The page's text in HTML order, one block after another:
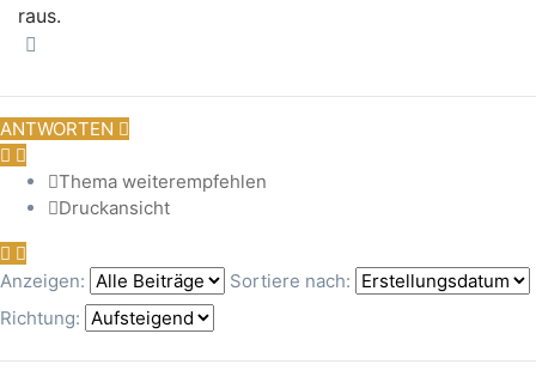
raus.
ANTWORTEN
Thema weiterempfehlen
Druckansicht
Anzeigen:
Sortiere nach:
Richtung: